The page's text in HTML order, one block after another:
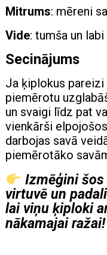
Mitrums: mēreni
Vide: tumša un
Secinājums
Ja ķiplokus
piemērotu
un svaigi līdz pat
vienkārši
darbojas savā
piemērotāko
Izmēģini šos
virtuvē un
lai viņu ķiploki
nākamajai ražai!